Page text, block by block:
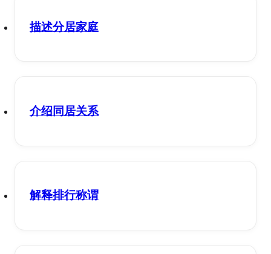
描述分居家庭
介绍同居关系
解释排行称谓